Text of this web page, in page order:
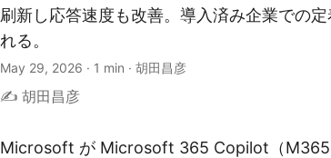
刷新し応答速度も改善。導入済み企業での定
れる。
May 29, 2026 · 1 min · 胡田昌彦
✍️ 胡田昌彦
Microsoft が Microsoft 365 Copilot（M365